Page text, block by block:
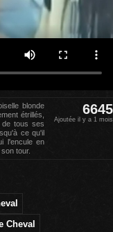
blonde
étrillés,
de tous ses
ce qu'il
l'encule en
tour.
6645
Ajoutée il y a 1 mois
Cheval